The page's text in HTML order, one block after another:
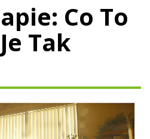
Co To
Tak